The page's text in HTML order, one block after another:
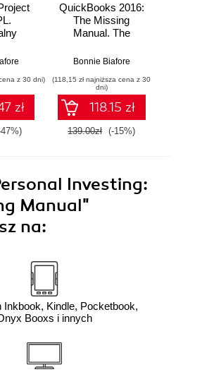
z 30 dni)
zł
QuickBooks 2016:
The Missing
Manual. The
to QuickBooks
Bonnie Biafore
(118,15 zł najniższa cena z 30
dni)
118.15 zł
139.00zł (-15%)
Investing:
Manual"
na:
Kindle, Pocketbook,
Booxs i innych